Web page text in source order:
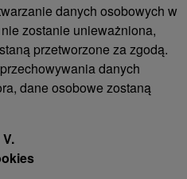
danych osobowych w
zostanie unieważniona,
przetworzone za zgodą.
danych
dane osobowe zostaną
V.